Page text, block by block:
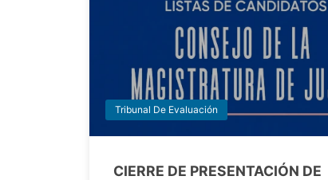
Tribunal De Evaluación
CIERRE DE PRESENTACIÓN DE